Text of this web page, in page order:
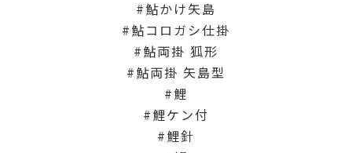
鮎かけ矢島
鮎コロガシ仕掛
鮎両掛 狐形
鮎両掛 矢島型
鯉
鯉ケン付
鯉針